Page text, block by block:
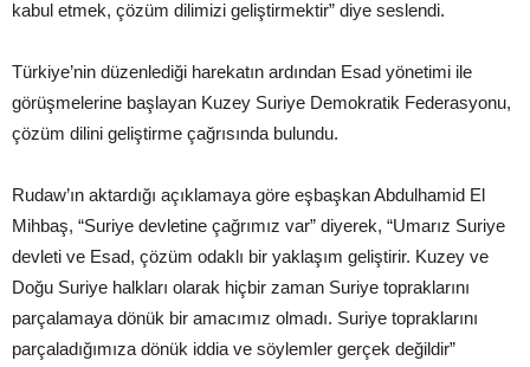
kabul etmek, çözüm dilimizi geliştirmektir” diye seslendi.
Türkiye’nin düzenlediği harekatın ardından Esad yönetimi ile
görüşmelerine başlayan Kuzey Suriye Demokratik Federasyonu,
çözüm dilini geliştirme çağrısında bulundu.
Rudaw’ın aktardığı açıklamaya göre eşbaşkan Abdulhamid El
Mihbaş, “Suriye devletine çağrımız var” diyerek, “Umarız Suriye
devleti ve Esad, çözüm odaklı bir yaklaşım geliştirir. Kuzey ve
Doğu Suriye halkları olarak hiçbir zaman Suriye topraklarını
parçalamaya dönük bir amacımız olmadı. Suriye topraklarını
parçaladığımıza dönük iddia ve söylemler gerçek değildir”